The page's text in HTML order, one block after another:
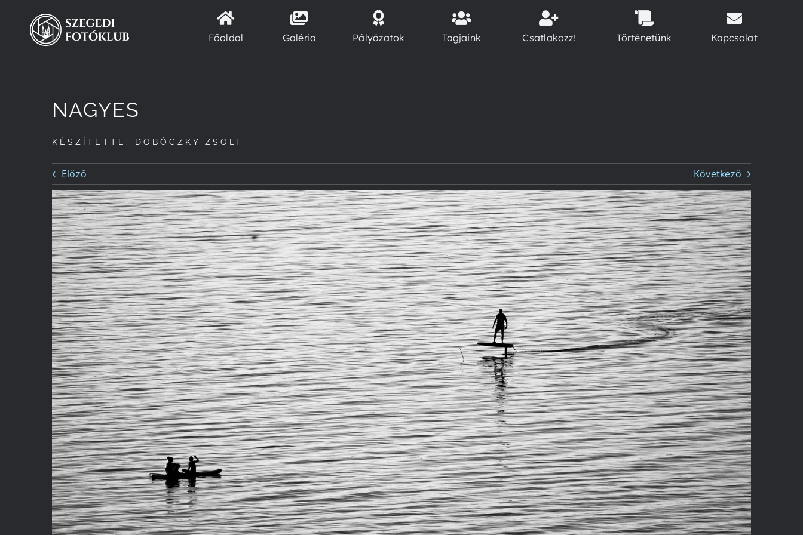
Kihagyás
Főoldal Galéria Pályázatok Tagjaink Csatlakozz! Történetünk Kapcsolat
NAGYES
KÉSZÍTETTE: DOBÓCZKY ZSOLT
Előző Következő